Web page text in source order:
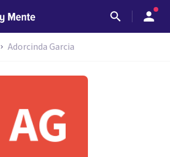
Adorcinda Garcia